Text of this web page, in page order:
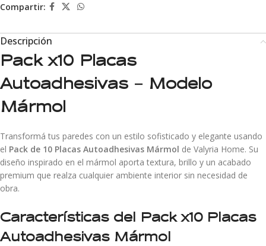
Compartir:
Descripción
Pack x10 Placas
Autoadhesivas – Modelo
Mármol
Transformá tus paredes con un estilo sofisticado y elegante usando
el Pack de 10 Placas Autoadhesivas Mármol de Valyria Home. Su
diseño inspirado en el mármol aporta textura, brillo y un acabado
premium que realza cualquier ambiente interior sin necesidad de
obra.
Características del Pack x10 Placas
Autoadhesivas Mármol